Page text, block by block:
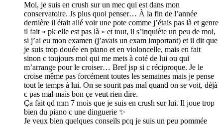
Moi, je suis en crush sur un mec qui est dans mon
conservatoire. Js plus quoi penser… À la fin de l’année
dernière il était allé voir une pote comme j’étais pas là et genre
il fait « pk elle est pas là » et tout, il s’inquiète un peu de moi,
si j’ai eu mon examen (j’avais un exam important) et il dit que
je suis trop douée en piano et en violoncelle, mais en fait
sinon c toujours moi qui me mets à coté de lui ou qui
m’arrange pour le croiser… Bref jsp si c réciproque. Je le
croise même pas forcément toutes les semaines mais je pense
tout le temps à lui. On se sourit pas mal quand on se voit, déjà
c pas mal mais bon çe veut rien dire.
Ça fait qd mm 7 mois que je suis en crush sur lui. Il joue trop
bien du piano c une dinguerie ✨
Je veux bien quelques conseils pcq je suis un peu pommée